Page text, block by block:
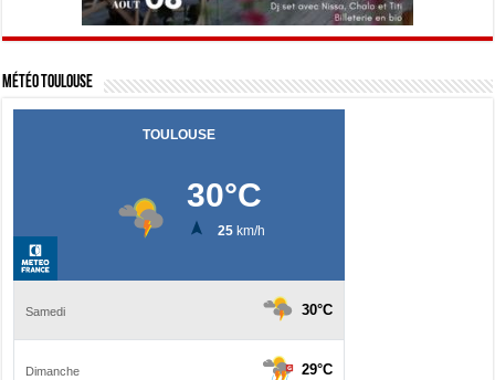
Météo Toulouse